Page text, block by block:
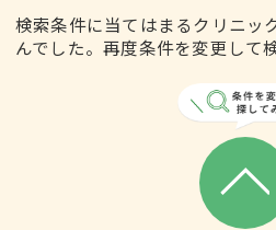
検索条件に当てはまるクリニッ
んでした。再度条件を変更して